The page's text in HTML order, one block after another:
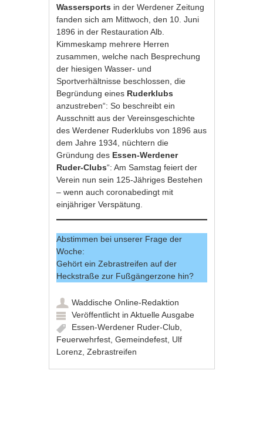
Wassersports in der Werdener Zeitung
fanden sich am Mittwoch, den 10. Juni
1896 in der Restauration Alb.
Kimmeskamp mehrere Herren
zusammen, welche nach Besprechung
der hiesigen Wasser- und
Sportverhältnisse beschlossen, die
Begründung eines Ruderklubs
anzustreben“: So beschreibt ein
Ausschnitt aus der Vereinsgeschichte
des Werdener Ruderklubs von 1896 aus
dem Jahre 1934, nüchtern die
Gründung des Essen-Werdener
Ruder-Clubs“: Am Samstag feiert der
Verein nun sein 125-Jähriges Bestehen
– wenn auch coronabedingt mit
einjähriger Verspätung.
Abstimmen bei unserer Frage der
Woche:
Gehört ein Zebrastreifen auf der
Heckstraße zur Fußgängerzone hin?
Waddische Online-Redaktion
Veröffentlicht inAktuelle Ausgabe
Essen-Werdener Ruder-Club
Feuerwehrfest ,Gemeindefest Ulf
Lorenz ,Zebrastreifen